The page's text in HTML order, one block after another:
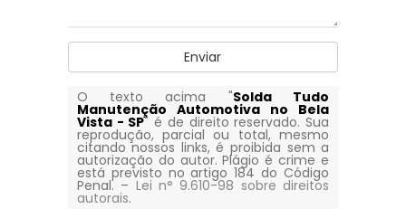
Enviar
O texto acima "Solda Tudo
Manutenção Automotiva no Bela
Vista - SP" é de direito reservado. Sua
reprodução, parcial ou total, mesmo
citando nossos links, é proibida sem a
autorização do autor. Plágio é crime e
está previsto no artigo 184 do Código
Penal. – Lei n° 9.610-98 sobre direitos
autorais.